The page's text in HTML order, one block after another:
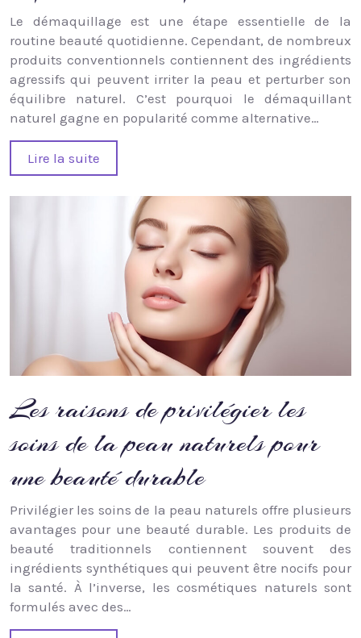
Le démaquillage est une étape essentielle de la
routine beauté quotidienne. Cependant, de nombreux
produits conventionnels contiennent des ingrédients
agressifs qui peuvent irriter la peau et perturber son
équilibre naturel. C’est pourquoi le démaquillant
naturel gagne en popularité comme alternative…
Lire la suite
Les raisons de privilégier les
soins de la peau naturels pour
une beauté durable
Privilégier les soins de la peau naturels offre plusieurs
avantages pour une beauté durable. Les produits de
beauté traditionnels contiennent souvent des
ingrédients synthétiques qui peuvent être nocifs pour
la santé. À l’inverse, les cosmétiques naturels sont
formulés avec des…